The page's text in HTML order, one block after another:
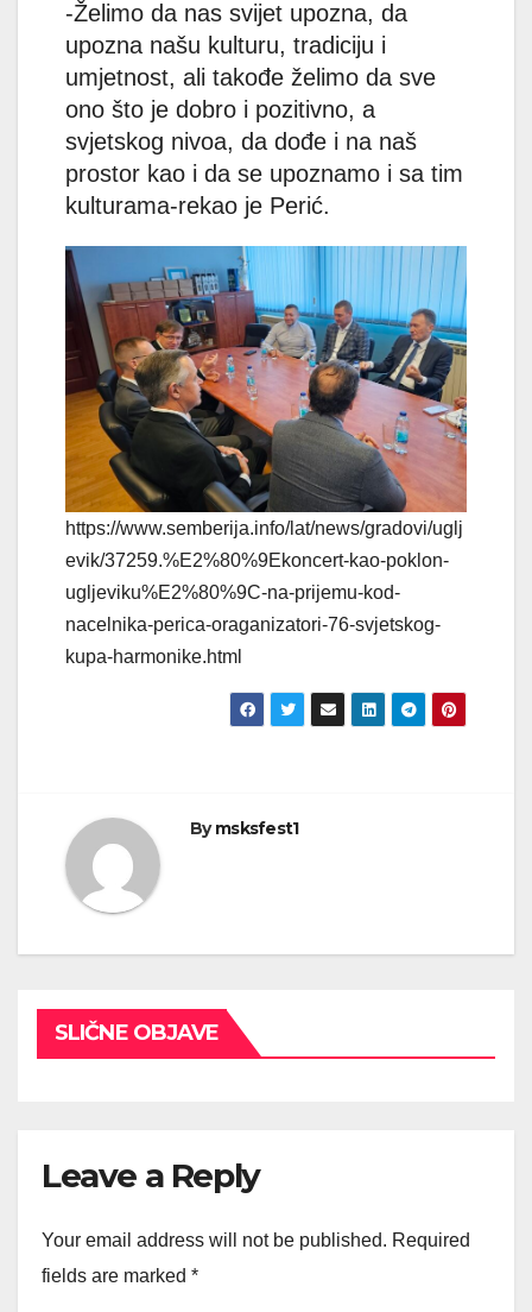
-Želimo da nas svijet upozna, da
upozna našu kulturu, tradiciju i
umjetnost, ali takođe želimo da sve
ono što je dobro i pozitivno, a
svjetskog nivoa, da dođe i na naš
prostor kao i da se upoznamo i sa tim
kulturama-rekao je Perić.
https://www.semberija.info/lat/news/gradovi/uglj
evik/37259.%E2%80%9Ekoncert-kao-poklon-
ugljeviku%E2%80%9C-na-prijemu-kod-
nacelnika-perica-oraganizatori-76-svjetskog-
kupa-harmonike.html
Bymsksfest1
SLIČNE OBJAVE
Leave a Reply
Your email address will not be published. Required
fields are marked *